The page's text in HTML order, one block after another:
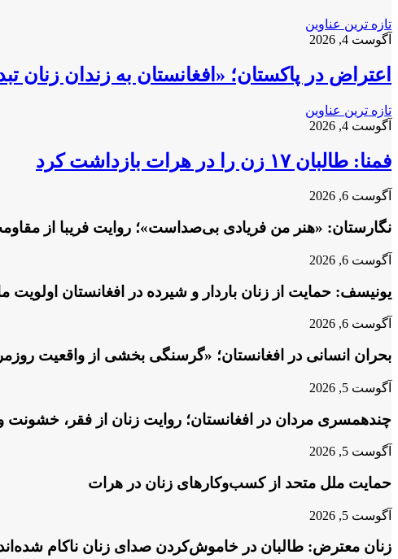
تازه ترین عناوین
آگوست 4, 2026
اعتراض در پاکستان؛ «افغانستان به زندان
تازه ترین عناوین
آگوست 4, 2026
فمنا: طالبان ۱۷ زن را در هرات بازداشت کرد
آگوست 6, 2026
نگارستان: «هنر من فریادی بی‌صداست»؛ روایت فریبا از
آگوست 6, 2026
یونیسف: حمایت از زنان باردار و شیرده در افغانستان
آگوست 6, 2026
بحران انسانی در افغانستان؛ «گرسنگی بخشی از واقعیت
آگوست 5, 2026
چندهمسری مردان در افغانستان؛ روایت زنان از فقر، خشونت
آگوست 5, 2026
حمایت ملل متحد از کسب‌وکارهای زنان در هرات
آگوست 5, 2026
زنان معترض: طالبان در خاموش‌کردن صدای زنان ناکام